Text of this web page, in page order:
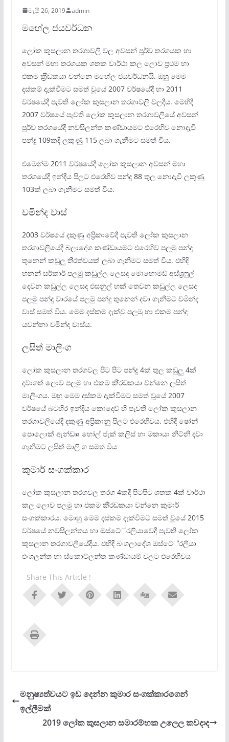
මැයි 26, 2019 admin
මහේල ජයවර්ධන
ලෝක කුසලාන තරගාවලි වල අවසන් පූර්ව තරගයක හා
අවසන් මහා තරගයක ශතක වාර්ථා කල ලොව ප‍්‍රථම හා
එකම ක‍්‍රීඩකයා වන්නෙ මහේල ජයවර්ධනයි. ඔහු මෙම
දස්කම් දැක්වීමට සමත් වූයේ 2007 වර්ෂයේදී හා 2011
වර්ෂයේදී පැවති ලෝක කුසලාන තරගාවලි වලදීය. මෙහිදී
2007 වර්ෂයේ පැවති ලෝක කුසලාන තරගාවලියේ අවසන්
පූර්ව තරගයේදී නවසීලන්ත කණ්ඩායමට එරෙහිව නොදැවී
පන්දු 109කදී ලකුණු 115 ලබා ගැනීමට සමත් විය.
එමෙන්ම 2011 වර්ෂයේදී ලෝක කුසලාන අවසන් මහා
තරගයේදී ඉන්දීය පිලට එරෙහිව පන්දු 88 තුල නොදැවී ලකුණු
103ක් ලබා ගැනීමට සමත් විය.
චමින්ද වාස්
2003 වර්ෂයේ දකුණු අප‍්‍රිකාවේදී පැවති ලෝක කුසලාන
තරගාවලියේදී බලාදේශ කණ්ඩායමට එරෙහිව පලමු පන්දු
තුනෙන් කඩුලු ති‍්‍රත්වයක් ලබා ගැනීමට සමත් විය. එහිදි
හනන් සර්කාර් පලමු කඩුල්ල ලෙසද මොහොමඩ් අස්ශ‍්‍රෆුල්
දෙවන කඩුල්ල ලෙසද එසනුල් හක් තෙවන කඩුල්ල ලෙසද
පලමු පන්දු වාරයේ පලමු පන්දු තුනෙන් දවා ගැනීමට චමින්ද
වාස් සමත් විය. මෙම දස්කම දැක්වු පලමු හා එකම පන්දු
යවන්නා චමින්ද වාස්ය.
ලසිත් මාලිංග
ලෝක කුසලාන තරගවල පිට පිට පන්දු 4ක් තුල කඩුලු 4ක්
දවාගත් ලොව පලමු හා එකම කී‍්‍රඩකයා වන්නෙ ලසිත්
මාලිංගය. ඔහු මෙම දස්කම දැක්වීමට සමත් වූයේ 2007
වර්ෂයේ බටහිර ඉන්දීය කොදෙව් හි පැවති ලෝක කුසලාන
තරගාවලියේදී දකුණු අප‍්‍රිකානු පිලට එරෙහිවය. එහිදී ෂෝන්
පොලොක් ඇන්ඩෲ හෝල් ජැක් කලිස් හා මකායා නිට්නි දවා
ගැනීමට ලසිත් මාලිංග සමත් විය
කුමාර් සංගක්කාර
ලෝක කුසලාන තරගවල තරග 4කදී පිටපිට ශතක 4ක් වාර්ථා
කල ලොව පලමු හා එකම කී‍්‍රඩකයා වන්නෙ කුමාර්
සංගක්කාරය. මොහු මෙම දස්කම දැක්වීමට සමත් වූයේ 2015
වර්ෂයේ නවසීලන්තය හා ඔස්ටේ‍්‍රලියාවෙදී පැවති ලෝක
කුසලාන තරගාවලියේදීය. එහිදී බංගලාදේශ ඔස්ටේ‍්‍රලියා
එංගලන්ත හා ස්කොට්ලන්ත කණ්ඩායම් වලට එරෙහිවය
Share This Article !
මනුෂ්‍යත්වයට ඉඩ දෙන්න කුමාර සංගක්කාරගෙන්
ඉල්ලීමක්
2019 ලෝක කුසලාන සමාරම්භක උලෙල කවදාද